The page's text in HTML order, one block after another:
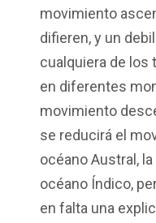
movimiento
difieren, y un
cualquiera de los
en diferentes
movimiento
se reducirá el
océano Austral, la
océano Índico,
en falta una